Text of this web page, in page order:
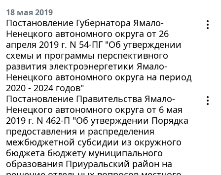
18 мая 2019
Постановление Губернатора Ямало-
Ненецкого автономного округа от 26
апреля 2019 г. N 54-ПГ "Об утверждении
схемы и программы перспективного
развития электроэнергетики Ямало-
Ненецкого автономного округа на период
2020 - 2024 годов"
Постановление Правительства Ямало-
Ненецкого автономного округа от 6 мая
2019 г. N 462-П "Об утверждении Порядка
предоставления и распределения
межбюджетной субсидии из окружного
бюджета бюджету муниципального
образования Приуральский район на